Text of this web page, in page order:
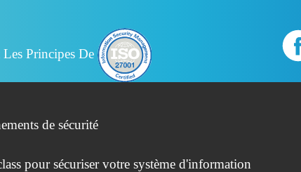
Les Principes De
de sécurité
pour sécuriser votre système d'information